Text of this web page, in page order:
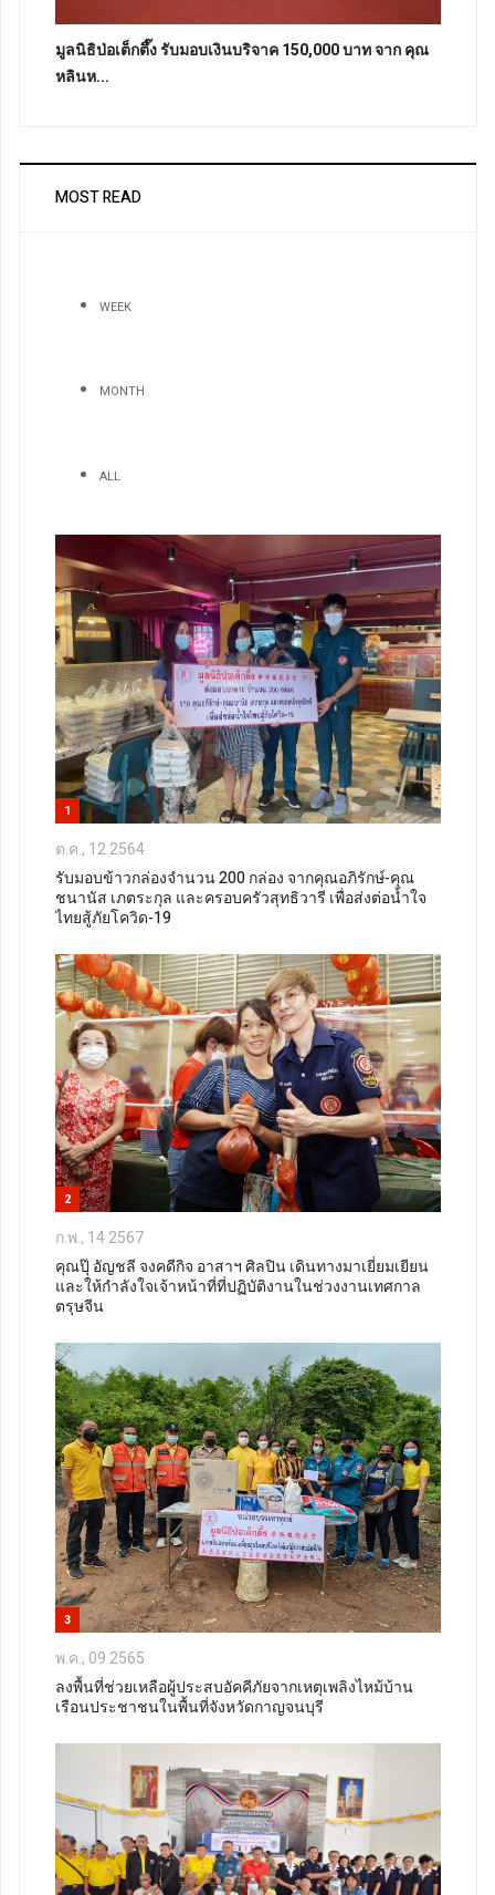
มูลนิธิป่อเต็กตึ๊ง รับมอบเงินบริจาค 150,000 บาท จาก คุณ
หลินห...
MOST READ
WEEK
MONTH
ALL
1
ต.ค., 12 2564
รับมอบข้าวกล่องจำนวน 200 กล่อง จากคุณอภิรักษ์-คุณ
ชนานัส เภตระกุล และครอบครัวสุทธิวารี เพื่อส่งต่อน้ำใจ
ไทยสู้ภัยโควิด-19
2
ก.พ., 14 2567
คุณปุ๊ อัญชลี จงคดีกิจ อาสาฯ ศิลปิน เดินทางมาเยี่ยมเยียน
และให้กำลังใจเจ้าหน้าที่ที่ปฏิบัติงานในช่วงงานเทศกาล
ตรุษจีน
3
พ.ค., 09 2565
ลงพื้นที่ช่วยเหลือผู้ประสบอัคคีภัยจากเหตุเพลิงไหม้บ้าน
เรือนประชาชนในพื้นที่จังหวัดกาญจนบุรี